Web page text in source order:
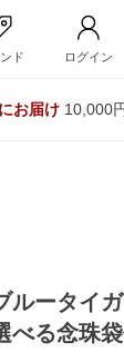
ド ログイン
お届け10,000
ルータイ
る念珠袋